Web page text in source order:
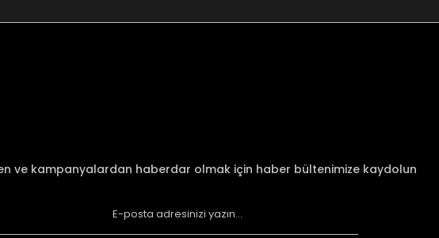
ve kampanyalardan haberdar olmak için haber bültenimize kaydolun